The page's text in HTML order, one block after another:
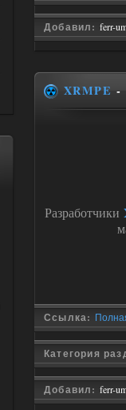
Добавил: ferr-
XRMPE -
Разработчики
Ссылка:
Категория
Добавил: ferr-